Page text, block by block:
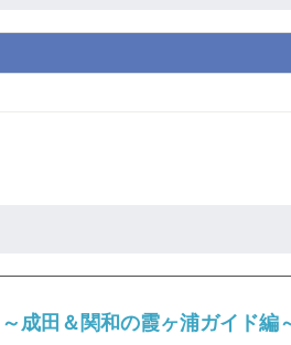
～成田＆関和の霞ヶ浦ガイド編